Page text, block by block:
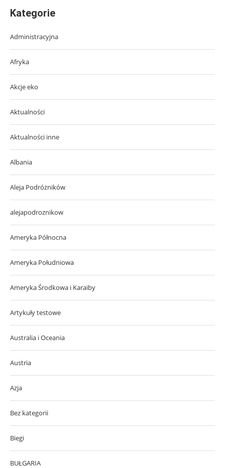
Kategorie
Administracyjna
Afryka
Akcje eko
Aktualności
Aktualności inne
Albania
Aleja Podróżników
alejapodroznikow
Ameryka Północna
Ameryka Południowa
Ameryka Środkowa i Karaiby
Artykuły testowe
Australia i Oceania
Austria
Azja
Bez kategorii
Biegi
BUŁGARIA